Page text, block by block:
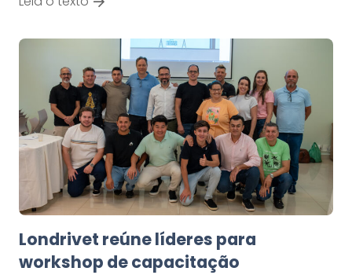
Londrivet reúne líderes para
workshop de capacitação